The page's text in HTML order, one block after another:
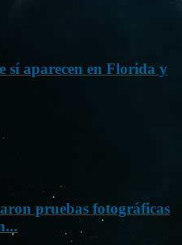
sí aparecen en Florida y
pruebas fotográficas